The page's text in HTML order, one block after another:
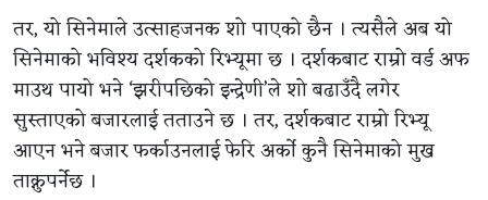
तर, यो सिनेमाले उत्साहजनक शो पाएको छैन । त्यसैले अब यो
सिनेमाको भविश्य दर्शकको रिभ्यूमा छ । दर्शकबाट राम्रो वर्ड अफ
माउथ पायो भने ‘झरीपछिको इन्द्रेणी’ले शो बढाउँदै लगेर
सुस्ताएको बजारलाई तताउने छ । तर, दर्शकबाट राम्रो रिभ्यू
आएन भने बजार फर्काउनलाई फेरि अर्को कुनै सिनेमाको मुख
ताक्नुपर्नेछ ।